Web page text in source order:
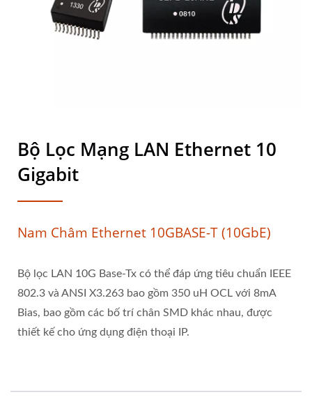
Bộ Lọc Mạng LAN Ethernet 10
Gigabit
Nam Châm Ethernet 10GBASE-T (10GbE)
Bộ lọc LAN 10G Base-Tx có thể đáp ứng tiêu chuẩn IEEE
802.3 và ANSI X3.263 bao gồm 350 uH OCL với 8mA
Bias, bao gồm các bố trí chân SMD khác nhau, được
thiết kế cho ứng dụng điện thoại IP.